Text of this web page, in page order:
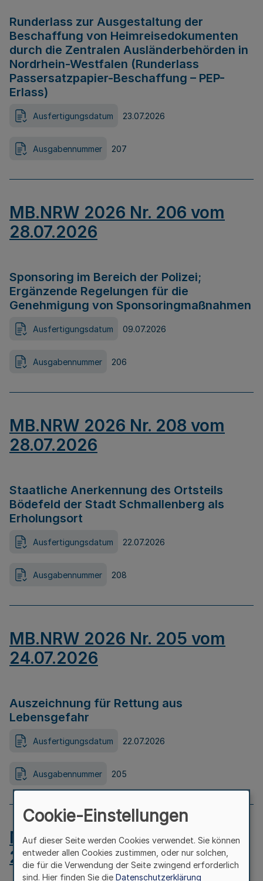
Runderlass zur Ausgestaltung der
Beschaffung von Heimreisedokumenten
durch die Zentralen Ausländerbehörden in
Nordrhein-Westfalen (Runderlass
Passersatzpapier-Beschaffung – PEP-
Erlass)
Ausfertigungsdatum 23.07.2026
Ausgabennummer 207
MB.NRW 2026 Nr. 206 vom
28.07.2026
Sponsoring im Bereich der Polizei;
Ergänzende Regelungen für die
Genehmigung von Sponsoringmaßnahmen
Ausfertigungsdatum 09.07.2026
Ausgabennummer 206
MB.NRW 2026 Nr. 208 vom
28.07.2026
Staatliche Anerkennung des Ortsteils
Bödefeld der Stadt Schmallenberg als
Erholungsort
Ausfertigungsdatum 22.07.2026
Ausgabennummer 208
MB.NRW 2026 Nr. 205 vom
24.07.2026
Auszeichnung für Rettung aus
Lebensgefahr
Ausfertigungsdatum 22.07.2026
Ausgabennummer 205
MB.NRW 2026 Nr. 204 vom
24.07.2026
Cookie-Einstellungen
Auf dieser Seite werden Cookies verwendet. Sie können
entweder allen Cookies zustimmen, oder nur solchen,
die für die Verwendung der Seite zwingend erforderlich
sind. Hier finden Sie die Datenschutzerklärung